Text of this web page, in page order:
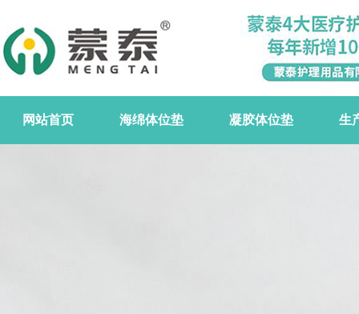
网站首页 海绵体位垫 凝胶体位垫 生